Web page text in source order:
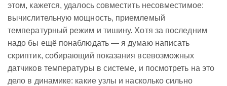
этом, кажется, удалось совместить несовместимое:
вычислительную мощность, приемлемый
температурный режим и тишину. Хотя за последним
надо бы ещё понаблюдать — я думаю написать
скриптик, собирающий показания всевозможных
датчиков температуры в системе, и посмотреть на это
дело в динамике: какие узлы и насколько сильно